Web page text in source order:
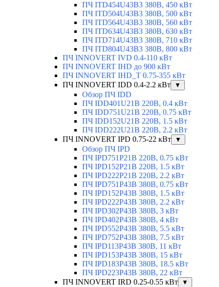
ПЧ ITD454U43B3 380В, 450 кВт
ПЧ ITD504U43B3 380В, 500 кВт
ПЧ ITD564U43B3 380В, 560 кВт
ПЧ ITD634U43B3 380В, 630 кВт
ПЧ ITD714U43B3 380В, 710 кВт
ПЧ ITD804U43B3 380В, 800 кВт
ПЧ INNOVERT IVD 0.4-110 кВт
ПЧ INNOVERT IHD до 900 кВт
ПЧ INNOVERT IHD_T 0.75-355 кВт
ПЧ INNOVERT IDD 0.4-2.2 кВт
▼
Обзор ПЧ IDD
ПЧ IDD401U21B 220В, 0.4 кВт
ПЧ IDD751U21B 220В, 0.75 кВт
ПЧ IDD152U21B 220В, 1.5 кВт
ПЧ IDD222U21B 220В, 2.2 кВт
ПЧ INNOVERT IPD 0.75-22 кВт
▼
Обзор ПЧ IPD
ПЧ IPD751P21B 220В, 0.75 кВт
ПЧ IPD152P21B 220В, 1.5 кВт
ПЧ IPD222P21B 220В, 2.2 кВт
ПЧ IPD751P43B 380В, 0.75 кВт
ПЧ IPD152P43B 380В, 1.5 кВт
ПЧ IPD222P43B 380В, 2.2 кВт
ПЧ IPD302P43B 380В, 3 кВт
ПЧ IPD402P43B 380В, 4 кВт
ПЧ IPD552P43B 380В, 5.5 кВт
ПЧ IPD752P43B 380В, 7.5 кВт
ПЧ IPD113P43B 380В, 11 кВт
ПЧ IPD153P43B 380В, 15 кВт
ПЧ IPD183P43B 380В, 18.5 кВт
ПЧ IPD223P43B 380В, 22 кВт
ПЧ INNOVERT IRD 0.25-0.55 кВт
▼